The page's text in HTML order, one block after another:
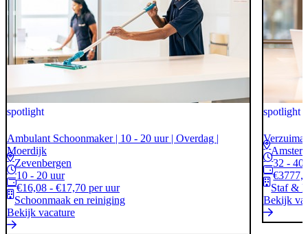
spotlight
Ambulant Schoonmaker | 10 - 20 uur | Overdag |
Moerdijk
Zevenbergen
10 - 20 uur
€16,08 - €17,70 per uur
Schoonmaak en reiniging
Bekijk vacature
spotlight
32 - 40
Staf &
Bekijk